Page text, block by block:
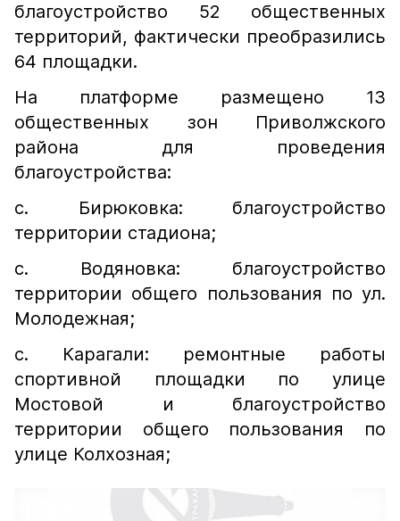
благоустройство 52 общественных
территорий, фактически преобразились
64 площадки.
На платформе размещено 13
общественных зон Приволжского
района для проведения
благоустройства:
с. Бирюковка: благоустройство
территории стадиона;
с. Водяновка: благоустройство
территории общего пользования по ул.
Молодежная;
с. Карагали: ремонтные работы
спортивной площадки по улице
Мостовой и благоустройство
территории общего пользования по
улице Колхозная;